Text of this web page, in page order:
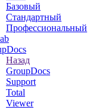
Базовый
Стандартный
Профессиональный
Назад
GroupDocs
Support
Total
Viewer